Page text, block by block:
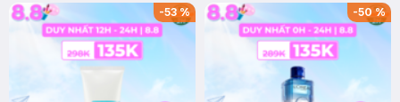
-53% -50%